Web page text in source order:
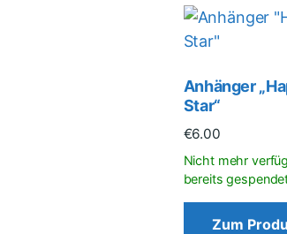
Anhänger
Star“
€6.00
Zum